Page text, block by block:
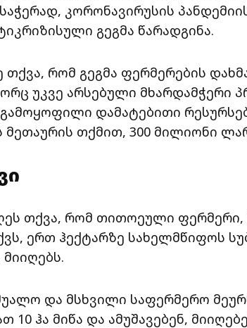
კორონავირუსის
გეგმა წარადგინა.
თქვა, რომ გეგმა ფერმერების
უკვე არსებული მხარდამჭერი
დამატებითი
მეთაურის თქმით, 300 მილიონი
თქვა, რომ თითოეული
ერთ ჰექტარზე სახელმწიფოს
და მსხვილი საფერმერო
10 ჰა მიწა და ამუშავებენ,